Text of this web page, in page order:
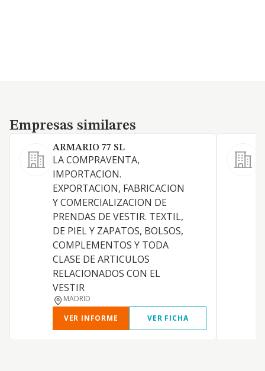
Empresas similares
Empresas similares
ARMARIO 77 SL
LA COMPRAVENTA,
IMPORTACION.
EXPORTACION, FABRICACION
Y COMERCIALIZACION DE
PRENDAS DE VESTIR. TEXTIL,
DE PIEL Y ZAPATOS, BOLSOS,
COMPLEMENTOS Y TODA
CLASE DE ARTICULOS
RELACIONADOS CON EL
VESTIR
MADRID
VER INFORME
VER FICHA